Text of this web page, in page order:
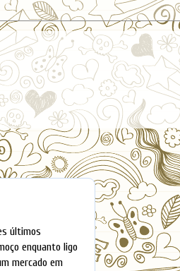
últimos
enquanto ligo
mercado em